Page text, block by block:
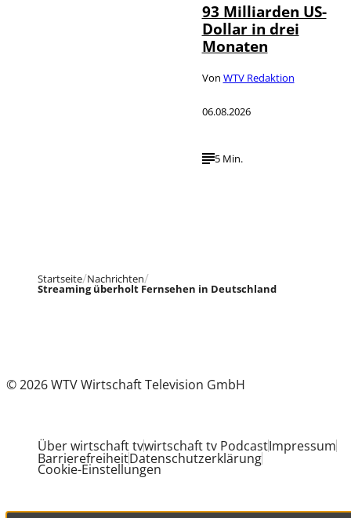
93 Milliarden US-
Dollar in drei
Monaten
Von WTV Redaktion
06.08.2026
5 Min.
Startseite Nachrichten
Streaming überholt Fernsehen in Deutschland
© 2026 WTV Wirtschaft Television GmbH
Über wirtschaft tvwirtschaft tv PodcastImpressum
BarrierefreiheitDatenschutzerklärung
Cookie-Einstellungen